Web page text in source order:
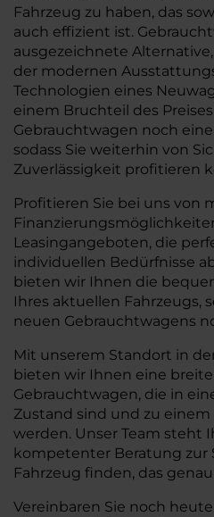
Fahrzeug zu haben, das
auch effizient ist.
ausgezeichnete
der modernen
Technologien eines
einem Bruchteil des
Gebrauchtwagen noch
sodass Sie weiterhin von
Zuverlässigkeit profitieren
Profitieren Sie bei uns von
Leasingangeboten, die
individuellen Bedürfnisse
bieten wir Ihnen die
Ihres aktuellen Fahrzeugs,
neuen Gebrauchtwagens
Mit unserem Standort in
bieten wir Ihnen eine breite
Gebrauchtwagen, die in
Zustand sind und zu
werden. Unser Team steht
kompetenter Beratung zur
Fahrzeug finden, das
Vereinbaren Sie noch